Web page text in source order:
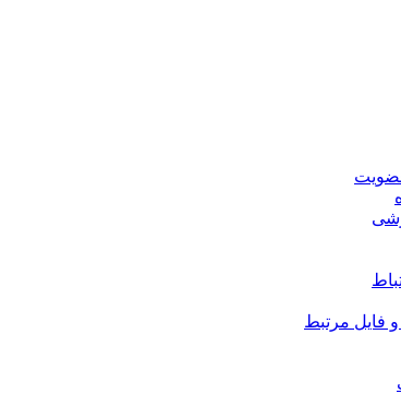
فایل مرتبط